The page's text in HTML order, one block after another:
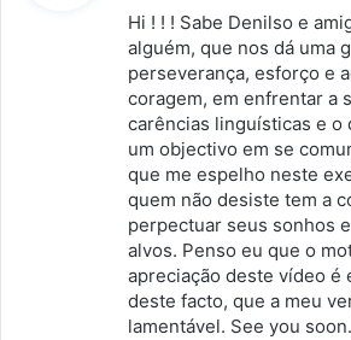
s
e
:
Hi ! ! ! Sabe Denilso e
alguém, que nos dá uma
perseverança, esforço e
coragem, em enfrentar a
carências linguísticas e o
um objectivo em se
que me espelho neste
quem não desiste tem a
perpectuar seus sonhos
alvos. Penso eu que o
apreciação deste vídeo é
deste facto, que a meu
lamentável. See you soon.